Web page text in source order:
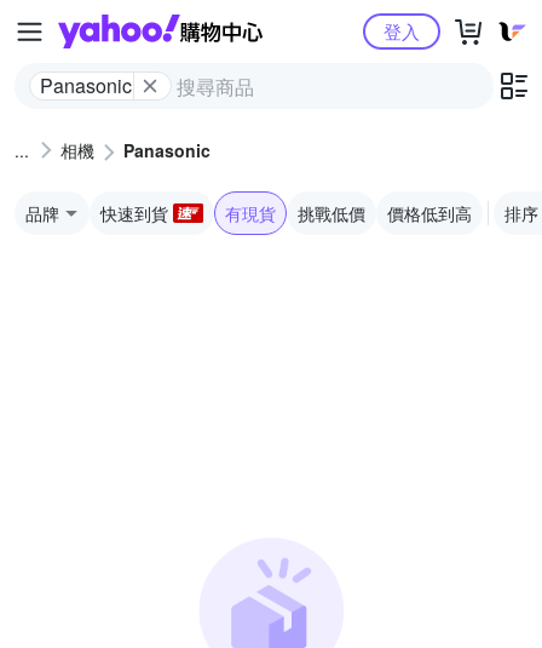
Yahoo購物中心
Panasonic
登入
相機 Panasonic
品牌 快速到貨 有現貨 挑戰低價 價格低到高 排序